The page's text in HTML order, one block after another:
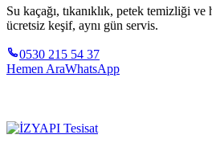
Su kaçağı, tıkanıklık, petek temizliği
ücretsiz keşif, aynı gün servis.
0530 215 54 37
Hemen AraWhatsApp